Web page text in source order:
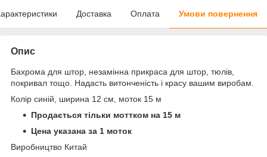
Доставка Оплата Умови повернення
Опис
Бахрома для штор, незамінна прикраса для штор, тюлів,
покривал тощо. Надасть витонченість і красу вашим виробам.
Колір синій, ширина 12 см, моток 15 м
Продається тільки моттком на 15 м
Цена указана за 1 моток
Виробництво Китай